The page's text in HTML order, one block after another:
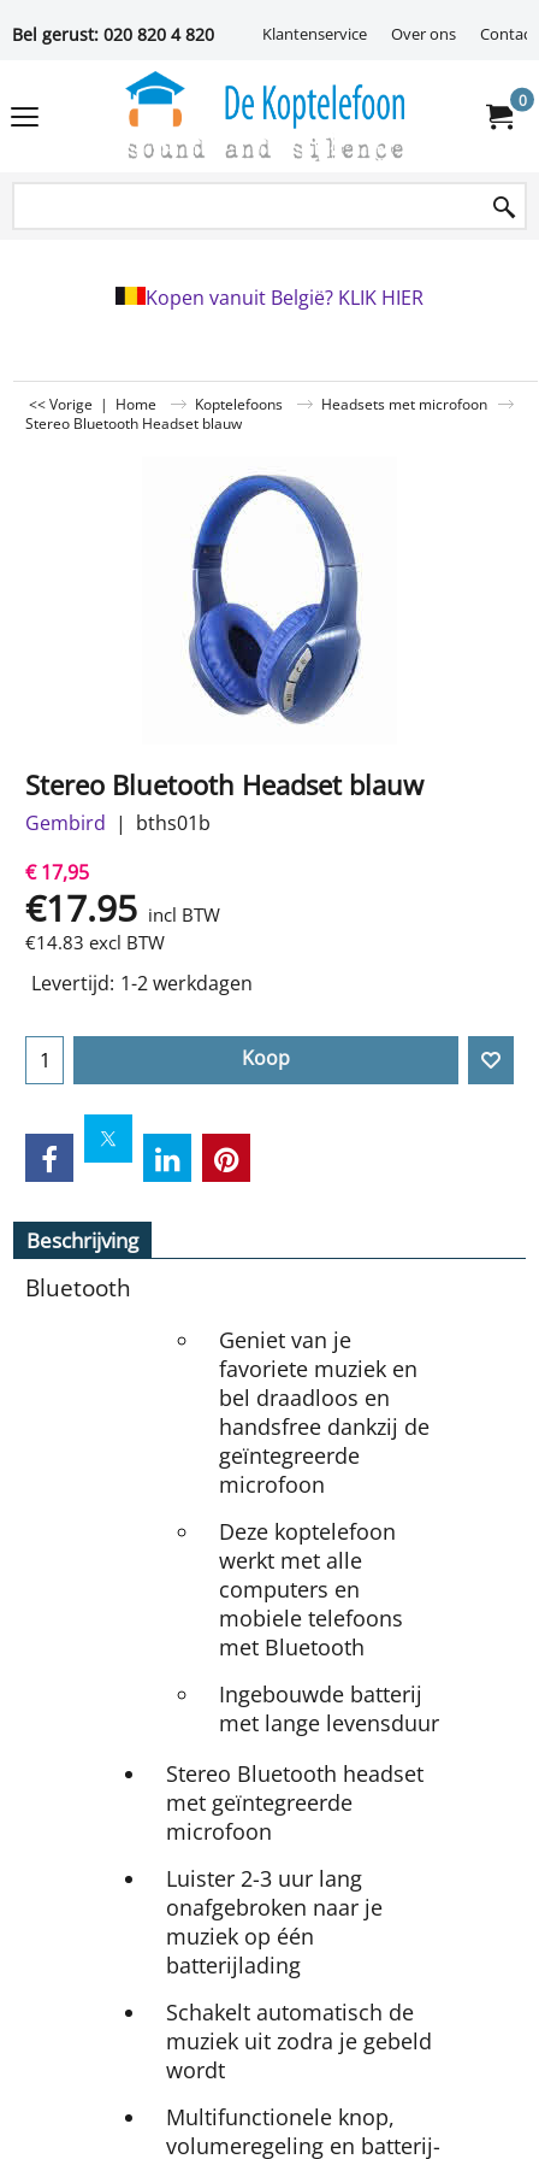
Bel gerust: 020 820 4 820 Klantenservice Over ons
0
Kopen vanuit België? KLIK HIER
<< Vorige | Home Koptelefoons
Headsets met microfoon
Stereo Bluetooth Headset blauw
Stereo Bluetooth Headset blauw
Gembird
bths01b
€ 17,95
€17.95 incl BTW
€14.83 excl BTW
Levertijd: 1-2 werkdagen
Koop
Beschrijving
Bluetooth
Geniet van je
favoriete muziek en
bel draadloos en
handsfree dankzij de
geïntegreerde
microfoon
Deze koptelefoon
werkt met alle
computers en
mobiele telefoons
met Bluetooth
Ingebouwde batterij
met lange levensduur
Stereo Bluetooth headset
met geïntegreerde
microfoon
Luister 2-3 uur lang
onafgebroken naar je
muziek op één
batterijlading
Schakelt automatisch de
muziek uit zodra je gebeld
wordt
Multifunctionele knop,
volumeregeling en batterij-